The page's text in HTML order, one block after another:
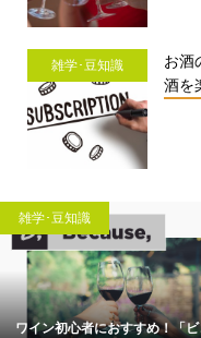
雑学･豆知識
お酒
酒を
雑学･豆知識
ワイン初心者におすすめ！「